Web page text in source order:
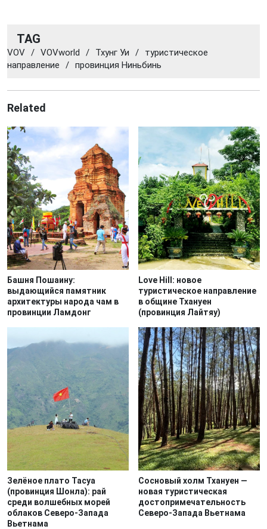
TAG
VOV / VOVworld / Тхунг Уи /
туристическое
направление
/ провинция Ниньбинь
Related
Башня Пошаину:
выдающийся памятник
архитектуры народа чам в
провинции Ламдонг
Love Hill: новое
туристическое направление
в общине Тхануен
(провинция Лайтяу)
Зелёное плато Тасуа
(провинция Шонла): рай
среди волшебных морей
облаков Северо-Запада
Вьетнама
Сосновый холм Тхануен —
новая туристическая
достопримечательность
Северо-Запада Вьетнама